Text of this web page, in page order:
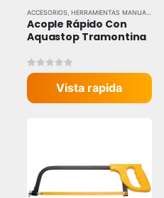
ACCESORIOS HERRAMIENTAS MANUALES
Acople Rápido Con
Aquastop Tramontina
0out of 5
Vista rapida